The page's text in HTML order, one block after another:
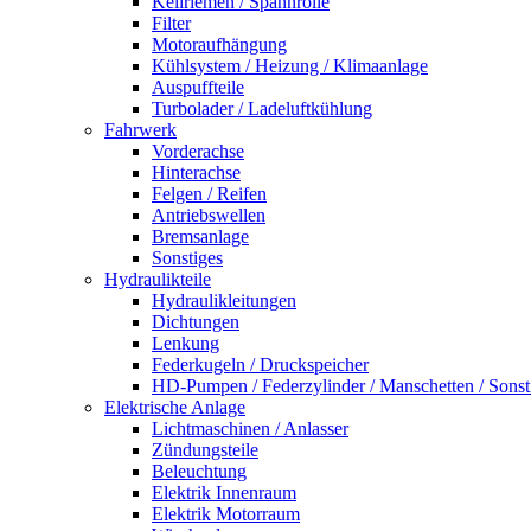
Filter
Motoraufhängung
Kühlsystem / Heizung / Klimaanlage
Auspuffteile
Turbolader / Ladeluftkühlung
Fahrwerk
Vorderachse
Hinterachse
Felgen / Reifen
Antriebswellen
Bremsanlage
Sonstiges
Hydraulikteile
Hydraulikleitungen
Dichtungen
Lenkung
Federkugeln / Druckspeicher
HD-Pumpen / Federzylinder / Manschetten /
Elektrische Anlage
Lichtmaschinen / Anlasser
Zündungsteile
Beleuchtung
Elektrik Innenraum
Elektrik Motorraum